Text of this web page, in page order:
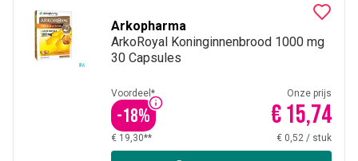
Arkopharma
ArkoRoyal Koninginnenbrood 1000 mg
30 Capsules
Voordeel*
-18%
Onze prijs
€ 15,74
€ 19,30** € 0,52 / stuk